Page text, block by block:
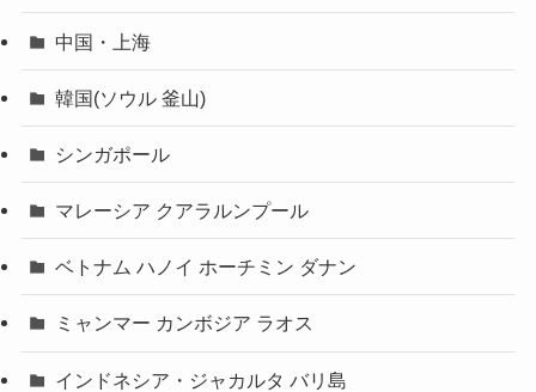
中国・上海
韓国(ソウル 釜山)
シンガポール
マレーシア クアラルンプール
ベトナム ハノイ ホーチミン ダナン
ミャンマー カンボジア ラオス
インドネシア・ジャカルタ バリ島